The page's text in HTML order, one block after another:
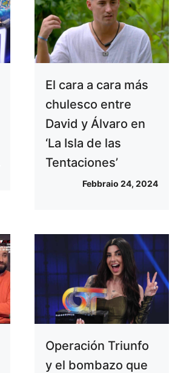
El cara a cara más
chulesco entre
David y Álvaro en
‘La Isla de las
Tentaciones’
Febbraio 24, 2024
Operación Triunfo
y el bombazo que